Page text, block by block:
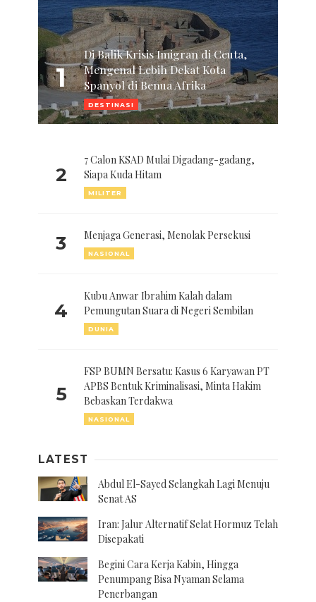
1
Di Balik Krisis Imigran di Ceuta,
Mengenal Lebih Dekat Kota
Spanyol di Benua Afrika
DESTINASI
2
7 Calon KSAD Mulai Digadang-gadang,
Siapa Kuda Hitam
MILITER
3 Menjaga Generasi, Menolak Persekusi
NASIONAL
4
Kubu Anwar Ibrahim Kalah dalam
Pemungutan Suara di Negeri Sembilan
DUNIA
5
FSP BUMN Bersatu: Kasus 6 Karyawan PT
APBS Bentuk Kriminalisasi, Minta Hakim
Bebaskan Terdakwa
NASIONAL
LATEST
Abdul El-Sayed Selangkah Lagi Menuju
Senat AS
Iran: Jalur Alternatif Selat Hormuz Telah
Disepakati
Begini Cara Kerja Kabin, Hingga
Penumpang Bisa Nyaman Selama
Penerbangan